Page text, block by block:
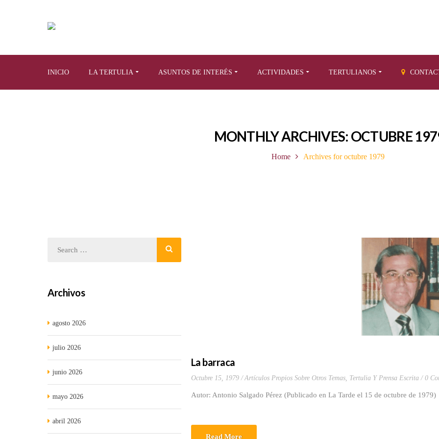
INICIO LA TERTULIA ASUNTOS DE INTERÉS ACTIVIDADES TERTULIANOS
MONTHLY ARCHIVES: OCTUBRE
Home Archives for octubre 1979
La barraca
Octubre 15, 1979 Artículos Propios Sobre Otros Temas, Tertulia Y Prensa Escrita 0
Autor: Antonio Salgado Pérez (Publicado en La Tarde el 15 de octubre de 1979)
Read More
Archivos
agosto 2026
julio 2026
junio 2026
mayo 2026
abril 2026